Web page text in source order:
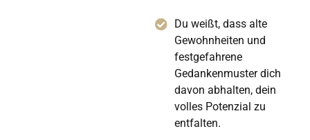
Du weißt, dass alte
Gewohnheiten und
festgefahrene
Gedankenmuster dich
davon abhalten, dein
volles Potenzial zu
entfalten.